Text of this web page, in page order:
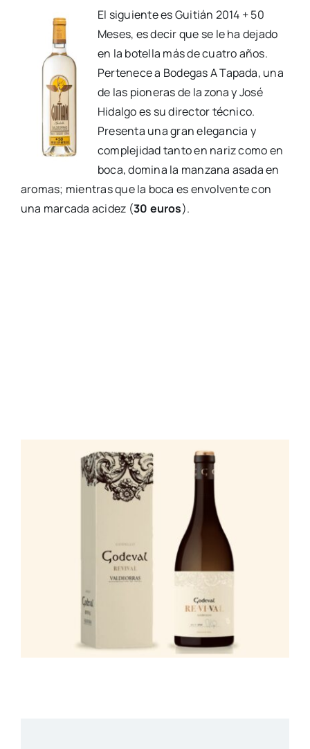
El siguiente es Guitián 2014 + 50
Meses, es decir que se le ha dejado
en la botella más de cuatro años.
Pertenece a Bodegas A Tapada, una
de las pioneras de la zona y José
Hidalgo es su director técnico.
Presenta una gran elegancia y
complejidad tanto en nariz como en
boca, domina la manzana asada en
aromas; mientras que la boca es envolvente con
una marcada acidez (30 euros).